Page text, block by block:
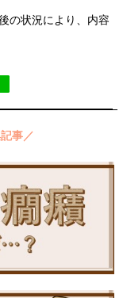
の状況により、内容
事／